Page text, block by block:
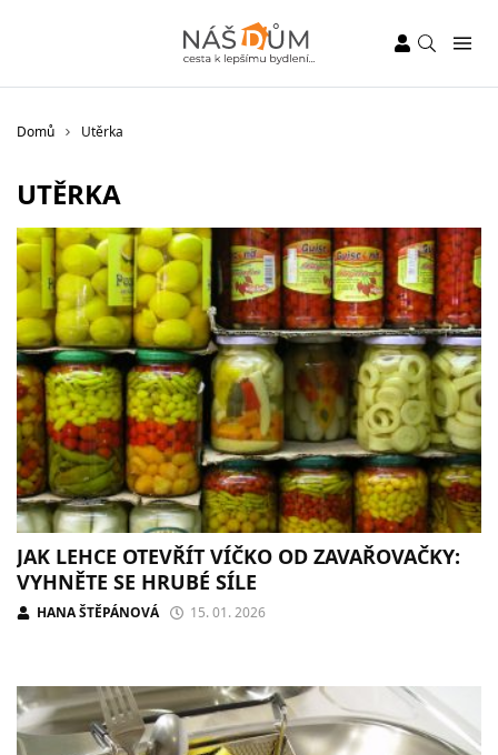
Domů Utěrka
UTĚRKA
JAK LEHCE OTEVŘÍT VÍČKO OD ZAVAŘOVAČKY:
VYHNĚTE SE HRUBÉ SÍLE
HANA ŠTĚPÁNOVÁ 15. 01. 2026